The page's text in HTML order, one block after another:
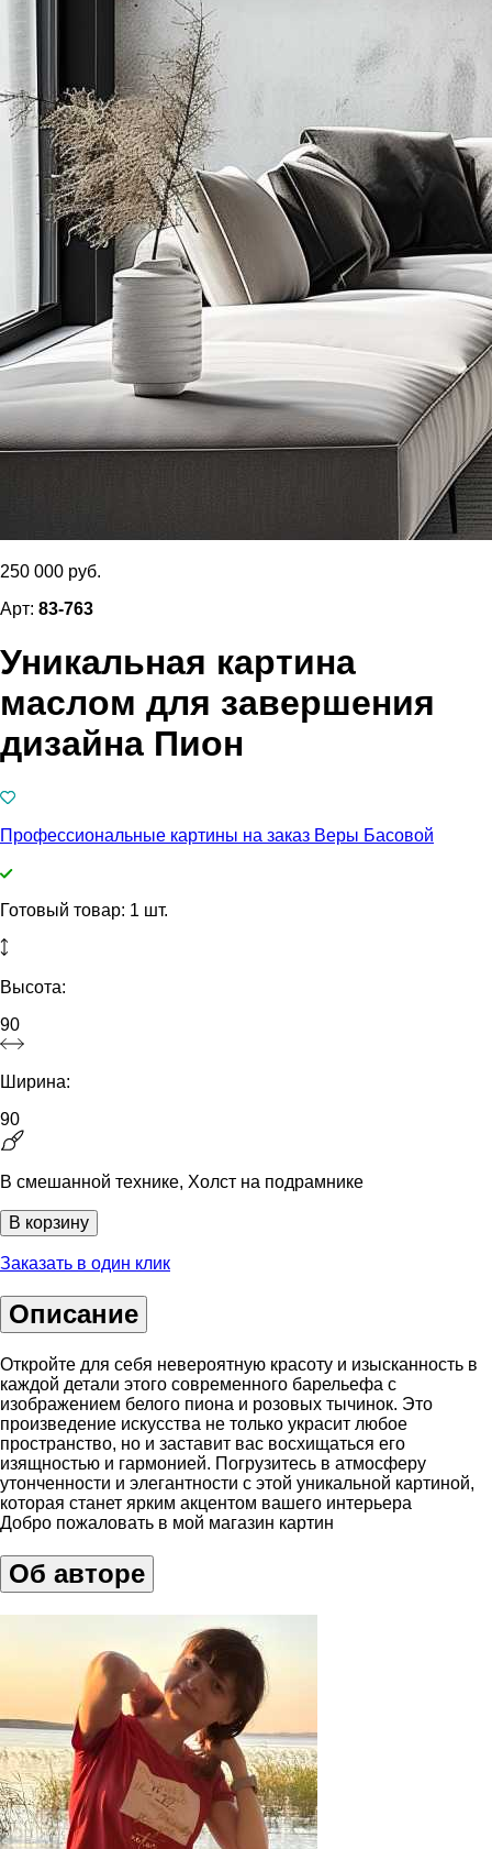
250 000 руб.
Арт: 83-763
Уникальная картина
маслом для завершения
дизайна Пион
Профессиональные картины на заказ Веры Басовой
Готовый товар: 1 шт.
Высота:
90
Ширина:
90
В смешанной технике, Холст на подрамнике
В корзину
Заказать в один клик
Описание
Откройте для себя невероятную красоту и изысканность в
каждой детали этого современного барельефа с
изображением белого пиона и розовых тычинок. Это
произведение искусства не только украсит любое
пространство, но и заставит вас восхищаться его
изящностью и гармонией. Погрузитесь в атмосферу
утонченности и элегантности с этой уникальной картиной,
которая станет ярким акцентом вашего интерьера
Добро пожаловать в мой магазин картин
Об авторе